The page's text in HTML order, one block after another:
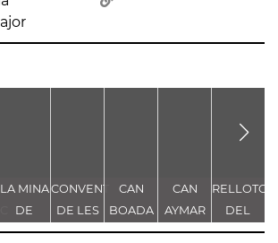
LA MINA
DE
CONVENT
DE LES
SERVES
CAN
BOADA
CAN
AYMAR
RELLOTGE
DEL
MOLL